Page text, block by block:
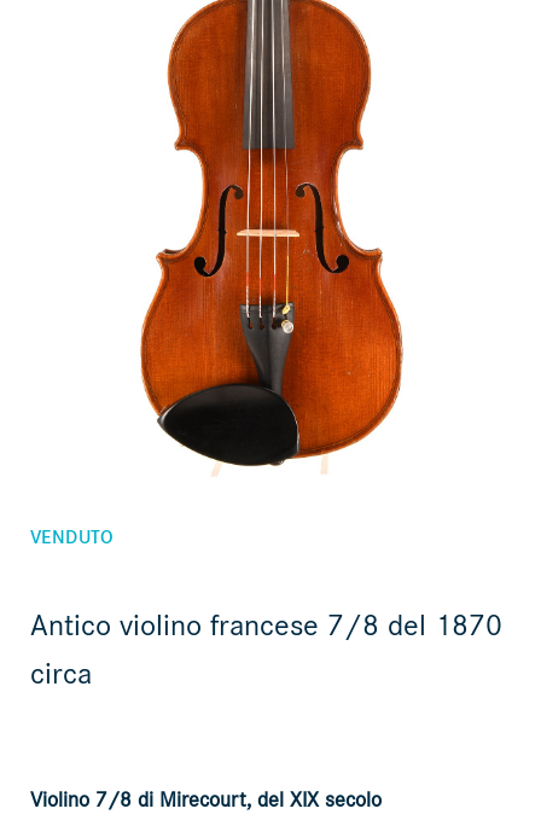
Ordini
Preferiti
Violini bambini
Archetti violino
Archetti violoncello
Accessori
CV Selectio
VENDUTO
Antico violino francese 7/8 del 1870
circa
Violino 7/8 di Mirecourt, del XIX secolo